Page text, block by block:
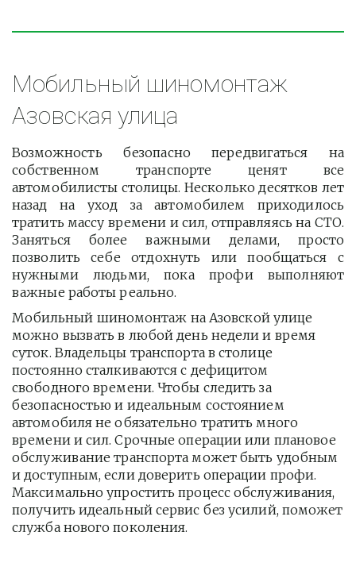
Мобильный шиномонтаж
Азовская улица
Возможность безопасно передвигаться на
собственном транспорте ценят все
автомобилисты столицы. Несколько десятков лет
назад на уход за автомобилем приходилось
тратить массу времени и сил, отправляясь на СТО.
Заняться более важными делами, просто
позволить себе отдохнуть или пообщаться с
нужными людьми, пока профи выполняют
важные работы реально.
Мобильный шиномонтаж на Азовской улице
можно вызвать в любой день недели и время
суток. Владельцы транспорта в столице
постоянно сталкиваются с дефицитом
свободного времени. Чтобы следить за
безопасностью и идеальным состоянием
автомобиля не обязательно тратить много
времени и сил. Срочные операции или плановое
обслуживание транспорта может быть удобным
и доступным, если доверить операции профи.
Максимально упростить процесс обслуживания,
получить идеальный сервис без усилий, поможет
служба нового поколения.